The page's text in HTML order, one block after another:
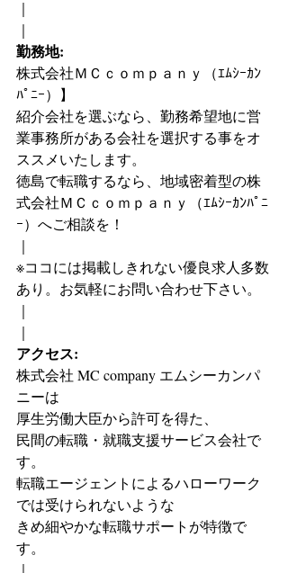
｜
｜
勤務地:
株式会社ＭＣｃｏｍｐａｎｙ（ｴﾑｼｰｶﾝ
ﾊﾟﾆｰ）】
紹介会社を選ぶなら、勤務希望地に営
業事務所がある会社を選択する事をオ
ススメいたします。
徳島で転職するなら、地域密着型の株
式会社ＭＣｃｏｍｐａｎｙ（ｴﾑｼｰｶﾝﾊﾟﾆ
ｰ）へご相談を！
｜
※ココには掲載しきれない優良求人多数
あり。お気軽にお問い合わせ下さい。
｜
｜
アクセス:
株式会社 MC company エムシーカンパ
ニーは
厚生労働大臣から許可を得た、
民間の転職・就職支援サービス会社で
す。
転職エージェントによるハローワーク
では受けられないような
きめ細やかな転職サポートが特徴で
す。
｜